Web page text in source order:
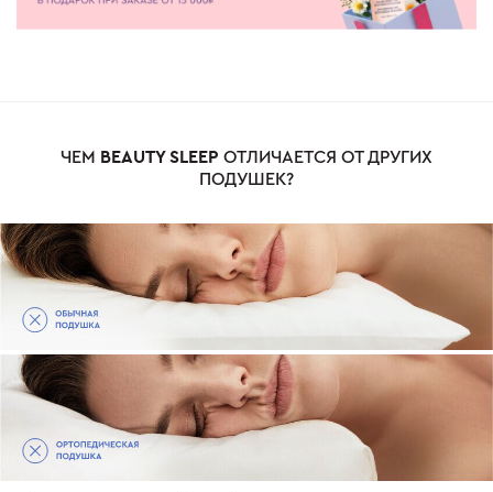
ЧЕМ BЕАUTY SLEEP ОТЛИЧАЕТСЯ ОТ ДРУГИХ
ПОДУШЕК?